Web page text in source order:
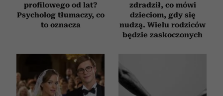
profilowego od lat?
Psycholog tłumaczy, co
to oznacza
zdradził, co mówi
dzieciom, gdy się
nudzą. Wielu rodziców
będzie zaskoczonych